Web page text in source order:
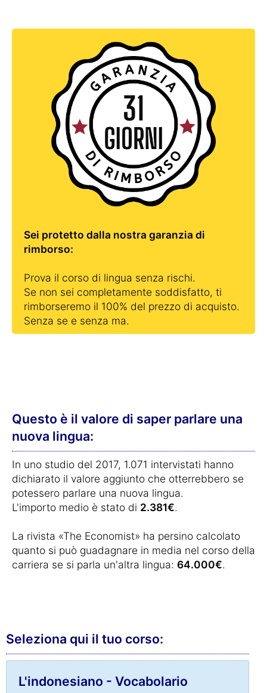
Sei protetto dalla nostra garanzia di
rimborso:
Prova il corso di lingua senza rischi.
Se non sei completamente soddisfatto, ti
rimborseremo il 100% del prezzo di acquisto.
Senza se e senza ma.
Questo è il valore di saper parlare una
nuova lingua:
In uno studio del 2017, 1.071 intervistati hanno
dichiarato il valore aggiunto che otterrebbero se
potessero parlare una nuova lingua.
L'importo medio è stato di 2.381€.
La rivista «The Economist» ha persino calcolato
quanto si può guadagnare in media nel corso della
carriera se si parla un'altra lingua: 64.000€.
Seleziona qui il tuo corso:
L'indonesiano - Vocabolario